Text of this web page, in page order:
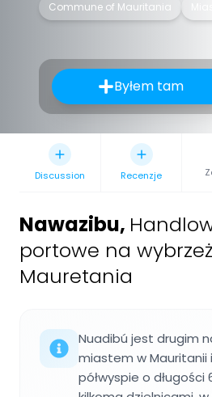
Commune of Mauritania
Byłem tam
Discussion Recenzje
Nawazibu,
portowe na
Mauretania
Nuadibú jest drugim
miastem w Mauritanii
półwyspie o